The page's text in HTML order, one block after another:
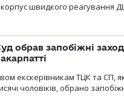
швидкого реагування
обрав запобіжні
екскерівникам ТЦК та СП,
чоловіків, обрано